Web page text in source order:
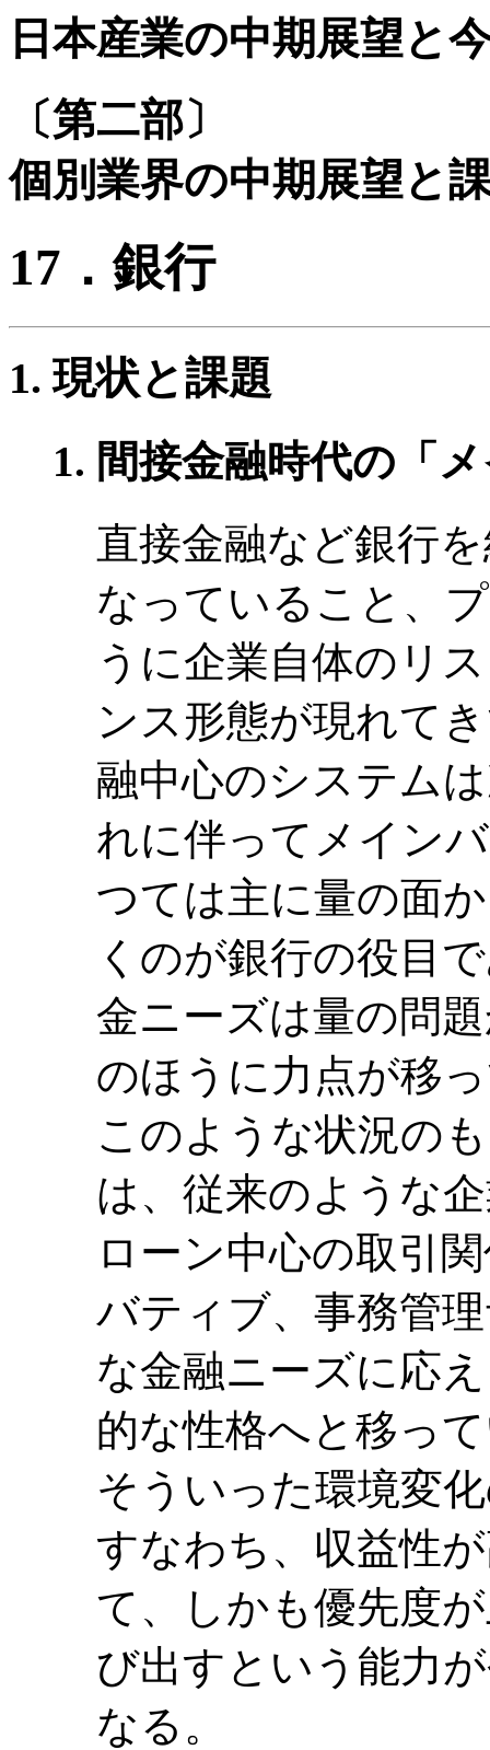
日本産業の中期展望と
〔第二部〕
個別業界の中期展望と
17．銀行
現状と課題
間接金融時代の「
直接金融など銀行
なっていること、
うに企業自体のリ
ンス形態が現れて
融中心のシステム
れに伴ってメイン
つては主に量の面
くのが銀行の役目
金ニーズは量の問
のほうに力点が移
このような状況の
は、従来のような
ローン中心の取引
バティブ、事務管
な金融ニーズに応
的な性格へと移っ
そういった環境変
すなわち、収益性
て、しかも優先度
び出すという能力
なる。